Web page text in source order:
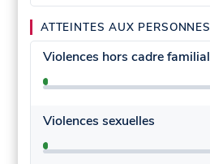
ATTEINTES AUX PERSONNES
Violences hors cadre familial
Violences sexuelles